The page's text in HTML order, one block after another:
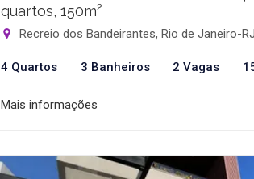
quartos, 150m²
Recreio dos Bandeirantes, Rio de Janeiro-RJ
4 Quartos 3 Banheiros 2 Vagas
Mais informações